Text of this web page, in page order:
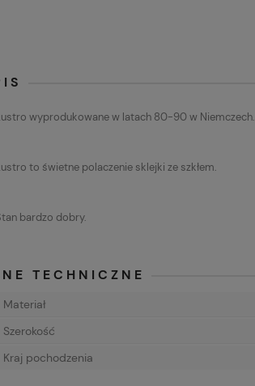
wyprodukowane w latach 80-90 w Niemczech.
to świetne polaczenie sklejki ze szkłem.
bardzo dobry.
TECHNICZNE
Materiał
Szerokość
Kraj pochodzenia